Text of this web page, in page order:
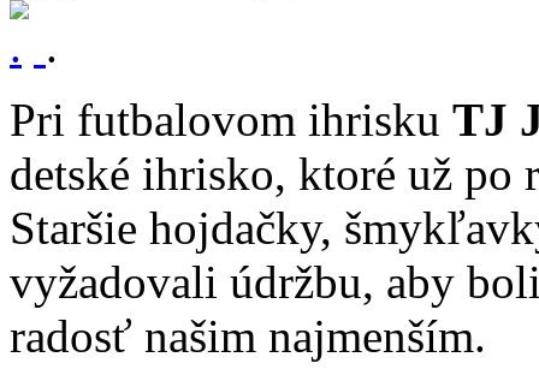
.
Pri futbalovom ihrisku TJ
detské ihrisko, ktoré už po
Staršie hojdačky,
vyžadovali údržbu, aby
radosť našim najmenším.